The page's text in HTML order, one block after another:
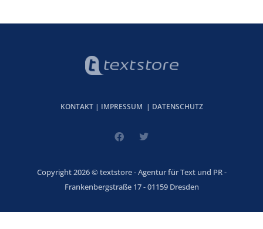
KONTAKT| IMPRESSUM | DATENSCHUTZ
Copyright 2026 © textstore - Agentur für Text und PR -
Frankenbergstraße 17 - 01159 Dresden